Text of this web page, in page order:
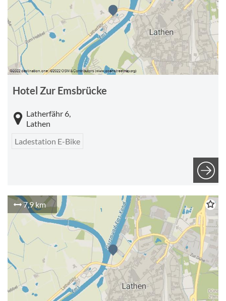
Hotel Zur Emsbrücke
Latherfähr 6,
Lathen
Ladestation E-Bike
7,9 km